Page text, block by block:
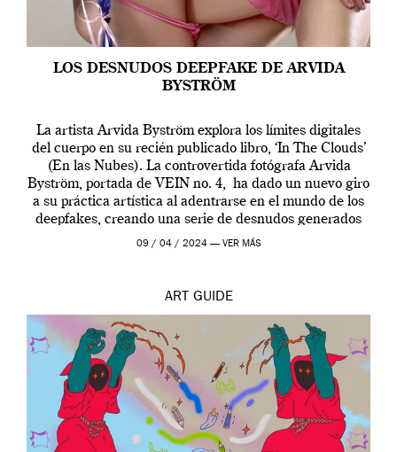
LOS DESNUDOS DEEPFAKE DE ARVIDA
BYSTRÖM
La artista Arvida Byström explora los límites digitales
del cuerpo en su recién publicado libro, ‘In The Clouds’
(En las Nubes). La controvertida fotógrafa Arvida
Byström, portada de VEIN no. 4, ha dado un nuevo giro
a su práctica artística al adentrarse en el mundo de los
deepfakes, creando una serie de desnudos generados
por […]
09 / 04 / 2024 — VER MÁS
ART GUIDE